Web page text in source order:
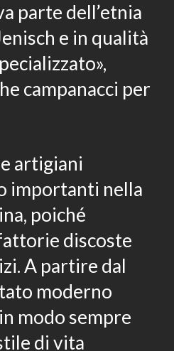
parte dell’etnia
e in qualità
campanacci per
artigiani
importanti nella
poiché
discoste
A partire dal
moderno
modo sempre
di vita